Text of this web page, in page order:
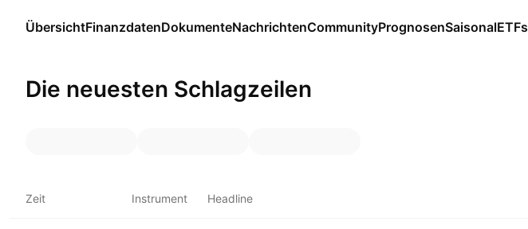
ÜbersichtFinanzdatenDokumenteNachrichtenCommunityPrognosenSaisonalETFs
Die neuesten Schlagzeilen
Zeit Instrument Headline